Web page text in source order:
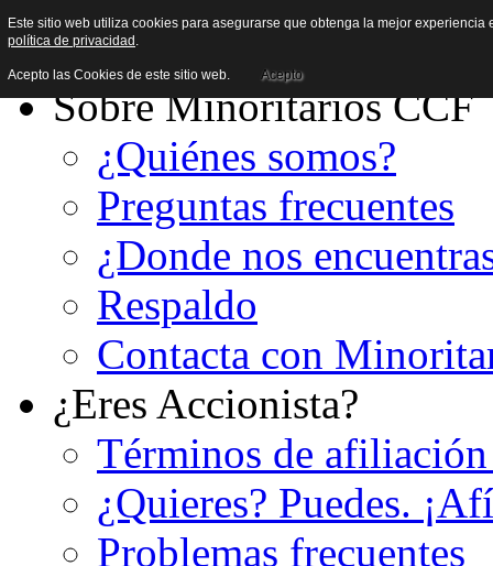
Sobre Minoritarios CCF
¿Quiénes somos?
Preguntas frecuentes
¿Donde nos
Respaldo
Contacta con
¿Eres Accionista?
Términos de
¿Quieres? Puedes.
Problemas frecuentes
Este sitio web utiliza cookies para asegurarse que obtenga la mejor
política de privacidad .
Acepto las Cookies de este sitio web. Acepto